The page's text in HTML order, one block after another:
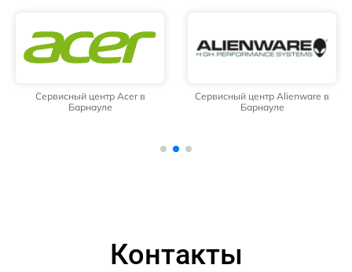
Сервисный центр Acer в
Барнауле
Сервисный центр Alienware в
Барнауле
Контакты